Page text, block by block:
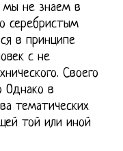
мы не знаем в
серебристым
в принципе
с не
Своего
в
тематических
той или иной